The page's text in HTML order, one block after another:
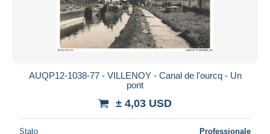
AUQP12-1038-77 - VILLENOY - Canal de l'ourcq - Un
pont
± 4,03 USD
Stato Professionale